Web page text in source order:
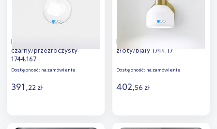
Miloox Cosmo kinkiet 1x40W
czarny/przezroczysty
1744.167
Dostępność: na zamówienie
391,22 zł
Miloox Fifty kinkiet 1x40W
złoty/biały 1744.17
Dostępność: na zamówienie
402,56 zł